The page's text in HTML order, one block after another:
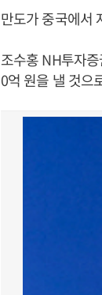
만도가 중국에서
조수홍 NH투자
0억 원을 낼 것으